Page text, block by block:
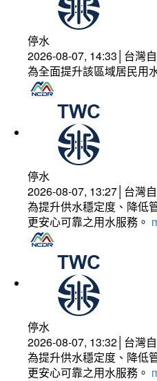
停水
2026-08-07, 14:33│台灣
為全面提升該區域居民用
停水
2026-08-07, 13:27│台灣
為提升供水穩定度、降低
更安心可靠之用水服務。
停水
2026-08-07, 13:32│台灣
為提升供水穩定度、降低
更安心可靠之用水服務。